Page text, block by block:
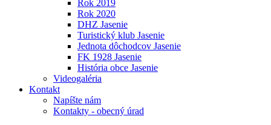
Rok 2019
Rok 2020
DHZ Jasenie
Turistický klub Jasenie
Jednota dôchodcov Jasenie
FK 1928 Jasenie
História obce Jasenie
Videogaléria
Kontakt
Napíšte nám
Kontakty - obecný úrad